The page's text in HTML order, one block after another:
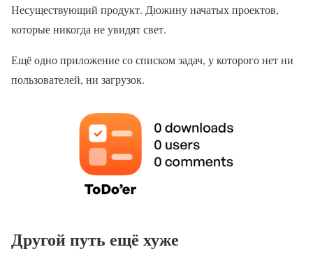
Несуществующий продукт. Дюжину начатых проектов,
которые никогда не увидят свет.
Ещё одно приложение со списком задач, у которого нет ни
пользователей, ни загрузок.
Другой путь ещё хуже